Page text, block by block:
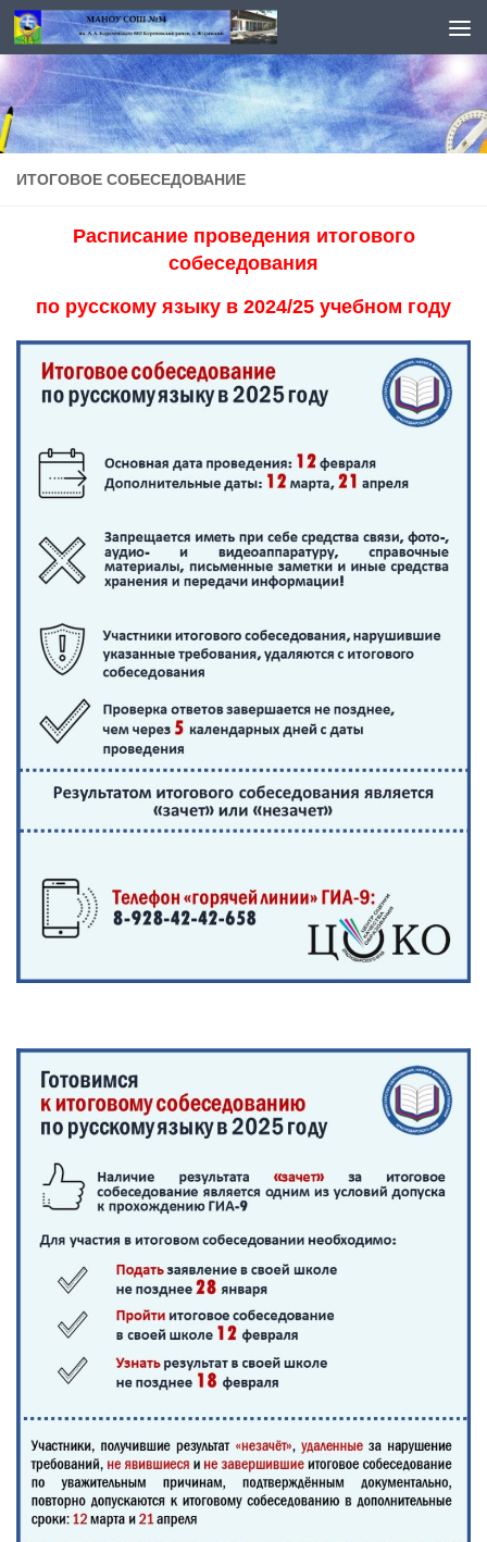
Перейти к содержимому
ИТОГОВОЕ СОБЕСЕДОВАНИЕ
Расписание проведения итогового
собеседования
по русскому языку в 2024/25 учебном году